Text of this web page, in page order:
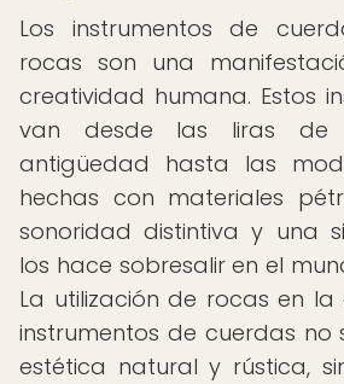
Los instrumentos de
rocas son una
creatividad humana. Estos
van desde las liras
antigüedad hasta las
hechas con materiales
sonoridad distintiva y una
los hace sobresalir en el
La utilización de rocas en
instrumentos de cuerdas
estética natural y rústica,